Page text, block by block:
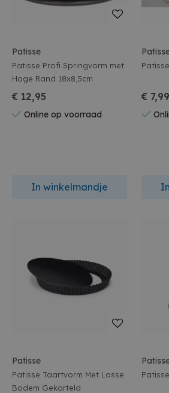
Patisse
Patisse Profi Springvorm met
Hoge Rand 18x8,5cm
€ 12,95
Online op voorraad
In winkelmandje
€ 7,99
Patisse
Patisse Taartvorm Met Losse
Bodem Gekarteld